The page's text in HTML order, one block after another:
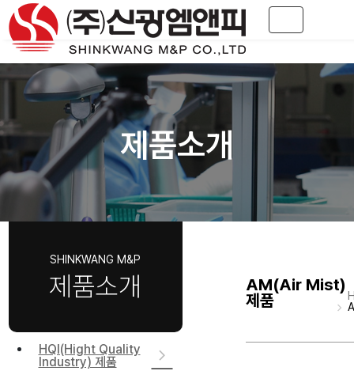
Toggle
제품소개
제품소개
HQI(Hight Quality
Industry) 제품
AM(Air Mist)
제품